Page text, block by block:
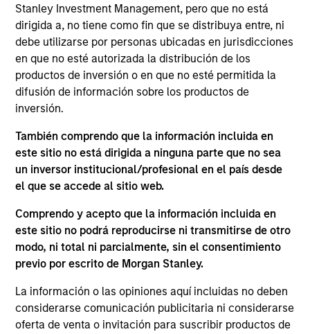
Stanley Investment Management, pero que no está
dirigida a, no tiene como fin que se distribuya entre, ni
debe utilizarse por personas ubicadas en jurisdicciones
en que no esté autorizada la distribución de los
productos de inversión o en que no esté permitida la
difusión de información sobre los productos de
inversión.
También comprendo que la información incluida en
este sitio no está dirigida a ninguna parte que no sea
un inversor institucional/profesional en el país desde
el que se accede al sitio web.
Comprendo y acepto que la información incluida en
este sitio no podrá reproducirse ni transmitirse de otro
modo, ni total ni parcialmente, sin el consentimiento
previo por escrito de Morgan Stanley.
La información o las opiniones aquí incluidas no deben
considerarse comunicación publicitaria ni considerarse
oferta de venta o invitación para suscribir productos de
responsible for managing their internal special
situation equity fund. Mr. Reed holds the Chartered
Financial Analyst designation and is a graduate of
Florida State University where he earned a
Bachelor of Science degree in Finance.
Atlanta Capital Equity Team
Atlanta Capital High Quality Select Equity
Guided by a fundamental core approach
that seeks to invest in mid to large-cap
companies in strong financial condition with
equities priced below our fair value
estimate.